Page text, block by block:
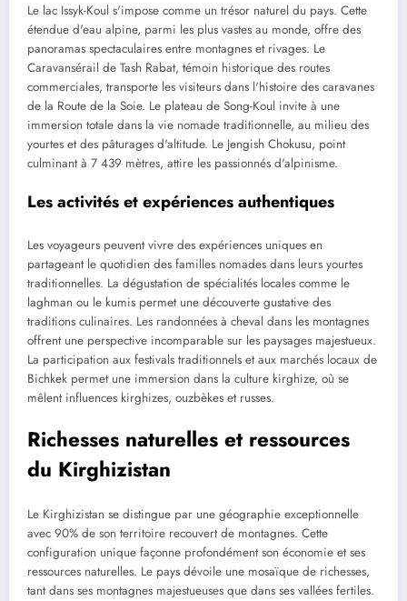
Le lac Issyk-Koul s'impose comme un trésor naturel du pays. Cette
étendue d'eau alpine, parmi les plus vastes au monde, offre des
panoramas spectaculaires entre montagnes et rivages. Le
Caravansérail de Tash Rabat, témoin historique des routes
commerciales, transporte les visiteurs dans l'histoire des caravanes
de la Route de la Soie. Le plateau de Song-Koul invite à une
immersion totale dans la vie nomade traditionnelle, au milieu des
yourtes et des pâturages d'altitude. Le Jengish Chokusu, point
culminant à 7 439 mètres, attire les passionnés d'alpinisme.
Les activités et expériences authentiques
Les voyageurs peuvent vivre des expériences uniques en
partageant le quotidien des familles nomades dans leurs yourtes
traditionnelles. La dégustation de spécialités locales comme le
laghman ou le kumis permet une découverte gustative des
traditions culinaires. Les randonnées à cheval dans les montagnes
offrent une perspective incomparable sur les paysages majestueux.
La participation aux festivals traditionnels et aux marchés locaux de
Bichkek permet une immersion dans la culture kirghize, où se
mêlent influences kirghizes, ouzbèkes et russes.
Richesses naturelles et ressources
du Kirghizistan
Le Kirghizistan se distingue par une géographie exceptionnelle
avec 90% de son territoire recouvert de montagnes. Cette
configuration unique façonne profondément son économie et ses
ressources naturelles. Le pays dévoile une mosaïque de richesses,
tant dans ses montagnes majestueuses que dans ses vallées fertiles.